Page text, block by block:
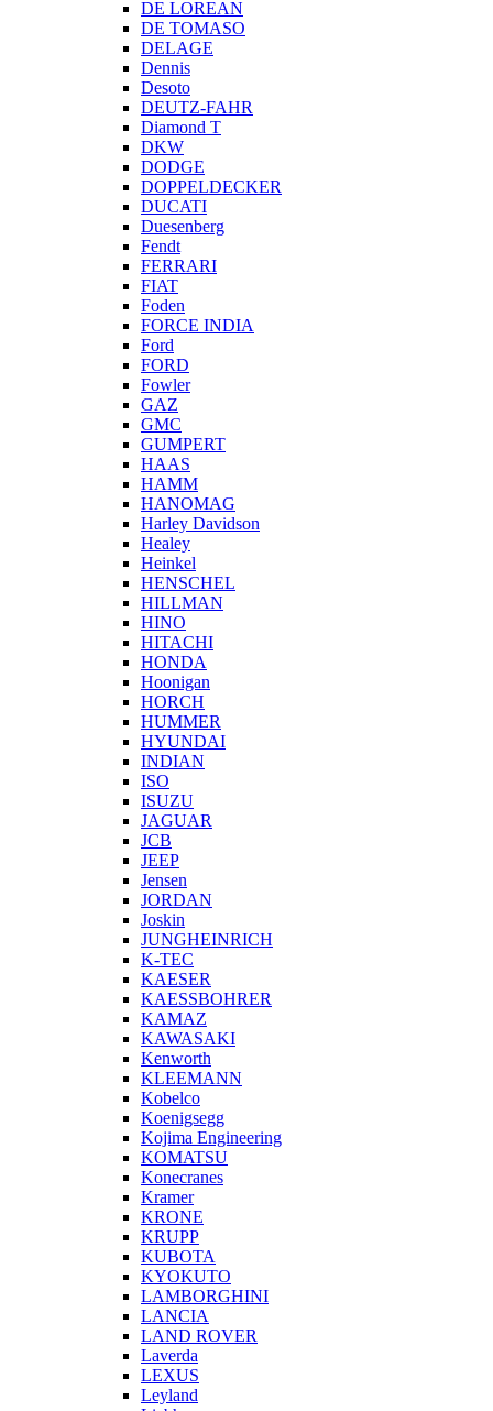
DE LOREAN
DE TOMASO
DELAGE
Dennis
Desoto
DEUTZ-FAHR
Diamond T
DKW
DODGE
DOPPELDECKER
DUCATI
Duesenberg
Fendt
FERRARI
FIAT
Foden
FORCE INDIA
Ford
FORD
Fowler
GAZ
GMC
GUMPERT
HAAS
HAMM
HANOMAG
Harley Davidson
Healey
Heinkel
HENSCHEL
HILLMAN
HINO
HITACHI
HONDA
Hoonigan
HORCH
HUMMER
HYUNDAI
INDIAN
ISO
ISUZU
JAGUAR
JCB
JEEP
Jensen
JORDAN
Joskin
JUNGHEINRICH
K-TEC
KAESER
KAESSBOHRER
KAMAZ
KAWASAKI
Kenworth
KLEEMANN
Kobelco
Koenigsegg
Kojima Engineering
KOMATSU
Konecranes
Kramer
KRONE
KRUPP
KUBOTA
KYOKUTO
LAMBORGHINI
LANCIA
LAND ROVER
Laverda
LEXUS
Leyland